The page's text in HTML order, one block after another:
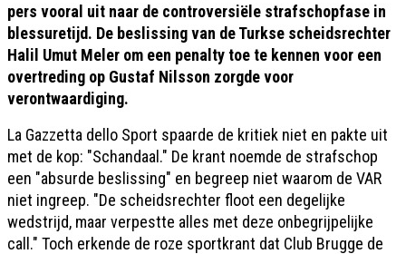
pers vooral uit naar de controversiële strafschopfase in
blessuretijd. De beslissing van de Turkse scheidsrechter
Halil Umut Meler om een penalty toe te kennen voor een
overtreding op Gustaf Nilsson zorgde voor
verontwaardiging.
La Gazzetta dello Sport spaarde de kritiek niet en pakte uit
met de kop: "Schandaal." De krant noemde de strafschop
een "absurde beslissing" en begreep niet waarom de VAR
niet ingreep. "De scheidsrechter floot een degelijke
wedstrijd, maar verpestte alles met deze onbegrijpelijke
call." Toch erkende de roze sportkrant dat Club Brugge de